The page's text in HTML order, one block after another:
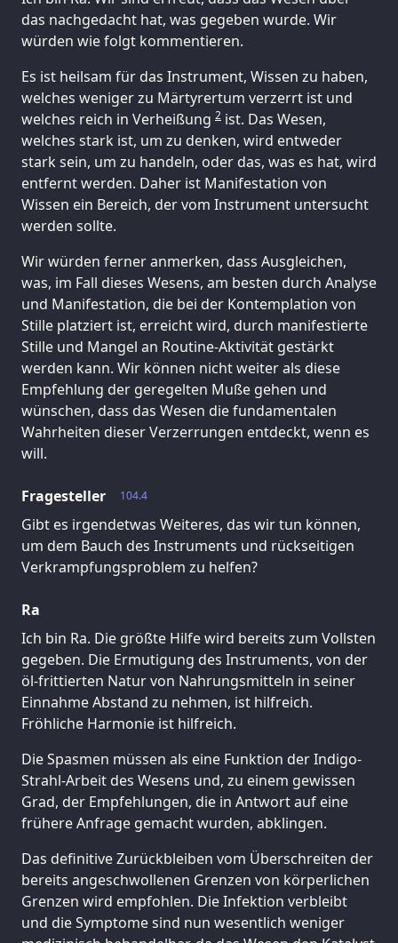
das nachgedacht hat, was gegeben wurde. Wir
würden wie folgt kommentieren.
Es ist heilsam für das Instrument, Wissen zu haben,
welches weniger zu Märtyrertum verzerrt ist und
welches reich in Verheißung 2 ist. Das Wesen,
welches stark ist, um zu denken, wird entweder
stark sein, um zu handeln, oder das, was es hat, wird
entfernt werden. Daher ist Manifestation von
Wissen ein Bereich, der vom Instrument untersucht
werden sollte.
Wir würden ferner anmerken, dass Ausgleichen,
was, im Fall dieses Wesens, am besten durch Analyse
und Manifestation, die bei der Kontemplation von
Stille platziert ist, erreicht wird, durch manifestierte
Stille und Mangel an Routine-Aktivität gestärkt
werden kann. Wir können nicht weiter als diese
Empfehlung der geregelten Muße gehen und
wünschen, dass das Wesen die fundamentalen
Wahrheiten dieser Verzerrungen entdeckt, wenn es
will.
104.4
Fragesteller
Gibt es irgendetwas Weiteres, das wir tun können,
um dem Bauch des Instruments und rückseitigen
Verkrampfungsproblem zu helfen?
Ra
Ich bin Ra. Die größte Hilfe wird bereits zum Vollsten
gegeben. Die Ermutigung des Instruments, von der
öl-frittierten Natur von Nahrungsmitteln in seiner
Einnahme Abstand zu nehmen, ist hilfreich.
Fröhliche Harmonie ist hilfreich.
Die Spasmen müssen als eine Funktion der Indigo-
Strahl-Arbeit des Wesens und, zu einem gewissen
Grad, der Empfehlungen, die in Antwort auf eine
frühere Anfrage gemacht wurden, abklingen.
Das definitive Zurückbleiben vom Überschreiten der
bereits angeschwollenen Grenzen von körperlichen
Grenzen wird empfohlen. Die Infektion verbleibt
und die Symptome sind nun wesentlich weniger